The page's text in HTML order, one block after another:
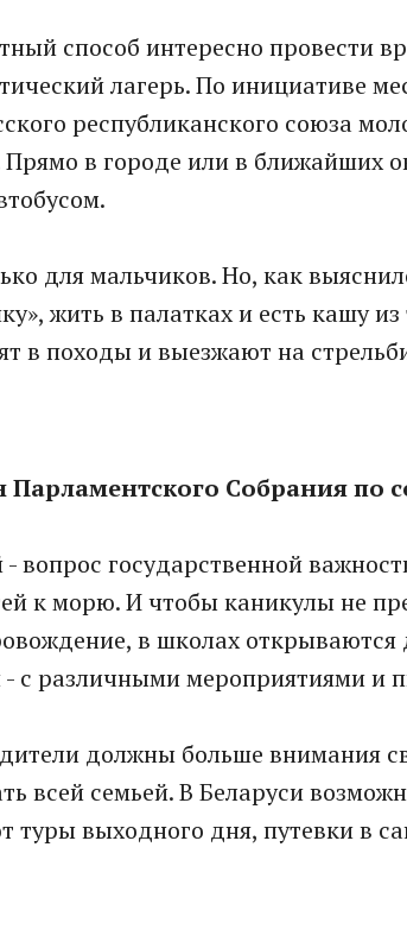
способ интересно провести
лагерь. По инициативе
республиканского союза
в городе или в ближайших
для мальчиков. Но, как
жить в палатках и есть кашу
в походы и выезжают на
Парламентского Собрания по
вопрос государственной
к морю. И чтобы каникулы не
в школах открываются
с различными мероприятиями и
должны больше внимания
всей семьей. В Беларуси
туры выходного дня, путевки в